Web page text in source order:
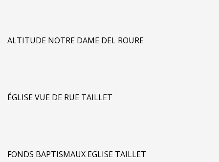
ALTITUDE NOTRE DAME DEL ROURE
ÉGLISE VUE DE RUE TAILLET
FONDS BAPTISMAUX EGLISE TAILLET